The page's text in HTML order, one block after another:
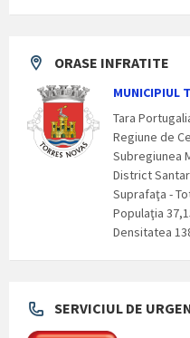
ORASE INFRATITE
MUNICIPIUL
Tara
Regiune de
Subregiunea
District
Suprafaţa -
Populaţia
Densitatea
SERVICIUL DE